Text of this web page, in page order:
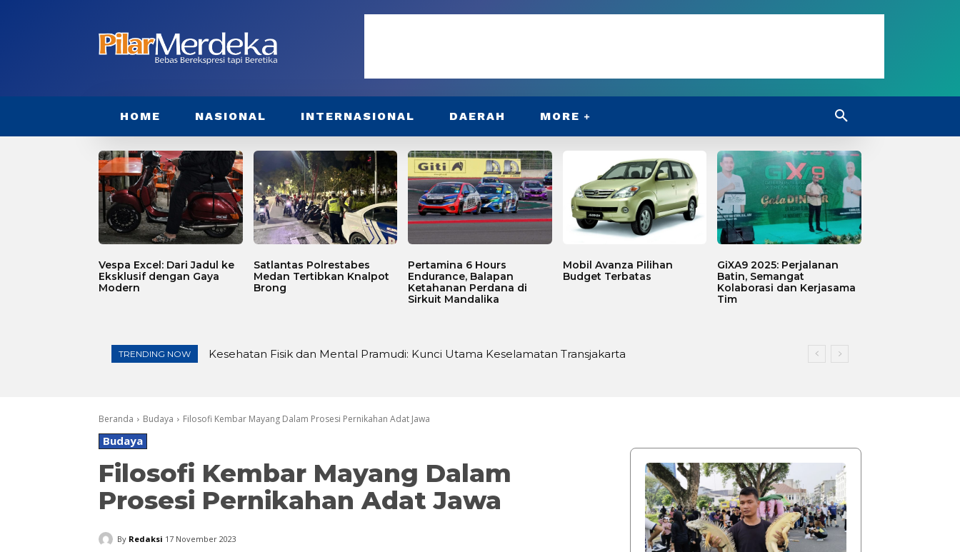
HOME NASIONAL INTERNASIONAL DAERAH MORE
Vespa Excel: Dari Jadul ke
Eksklusif dengan Gaya
Modern
Satlantas Polrestabes
Medan Tertibkan Knalpot
Brong
Pertamina 6 Hours
Endurance, Balapan
Ketahanan Perdana di
Sirkuit Mandalika
Mobil Avanza Pilihan
Budget Terbatas
GiXA9 2025: Perjalanan
Batin, Semangat
Kolaborasi dan Kerjasama
Tim
TRENDING NOW Kesehatan Fisik dan Mental Pramudi: Kunci Utama Keselamatan Transjakarta
Pembangunan Irigasi di Sei Silau Barat untuk Ketahanan Pangan
Beranda Budaya Filosofi Kembar Mayang Dalam Prosesi Pernikahan Adat Jawa
Budaya
Filosofi Kembar Mayang Dalam
Prosesi Pernikahan Adat Jawa
By Redaksi 17 November 2023